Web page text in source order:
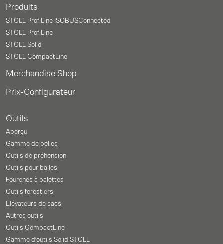
Produits
STOLL ProfiLine ISOBUSConnected
STOLL ProfiLine
STOLL Solid
STOLL CompactLine
Merchandise Shop
Prix-Configurateur
Outils
Aperçu
Gamme de pelles
Outils de préhension
Outils pour balles
Fourches à palettes
Outils forestiers
Élévateurs de sacs
Autres outils
Outils CompactLine
Gamme d’outils Solid STOLL